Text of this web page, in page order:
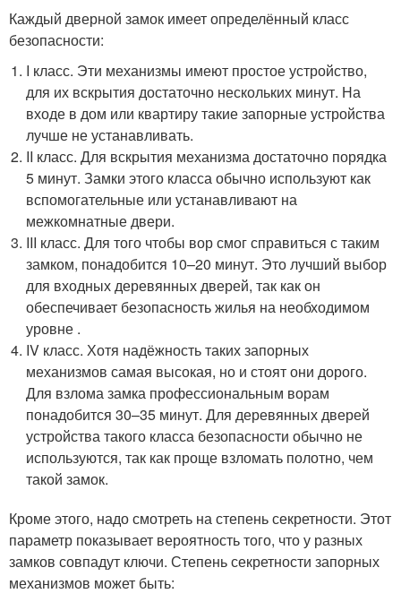
Каждый дверной замок имеет определённый класс
безопасности:
I класс. Эти механизмы имеют простое устройство,
для их вскрытия достаточно нескольких минут. На
входе в дом или квартиру такие запорные устройства
лучше не устанавливать.
II класс. Для вскрытия механизма достаточно порядка
5 минут. Замки этого класса обычно используют как
вспомогательные или устанавливают на
межкомнатные двери.
III класс. Для того чтобы вор смог справиться с таким
замком, понадобится 10–20 минут. Это лучший выбор
для входных деревянных дверей, так как он
обеспечивает безопасность жилья на необходимом
уровне .
IV класс. Хотя надёжность таких запорных
механизмов самая высокая, но и стоят они дорого.
Для взлома замка профессиональным ворам
понадобится 30–35 минут. Для деревянных дверей
устройства такого класса безопасности обычно не
используются, так как проще взломать полотно, чем
такой замок.
Кроме этого, надо смотреть на степень секретности. Этот
параметр показывает вероятность того, что у разных
замков совпадут ключи. Степень секретности запорных
механизмов может быть: